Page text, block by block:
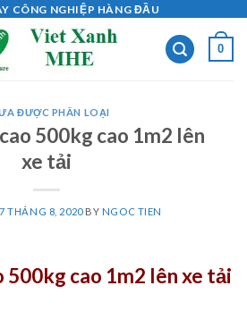
CÔNG NGHIỆP HÀNG ĐẦU
0
ĐƯỢC PHÂN LOẠI
500kg cao 1m2 lên
xe tải
THÁNG 8, 2020BY NGOC TIEN
500kg cao 1m2 lên xe tải